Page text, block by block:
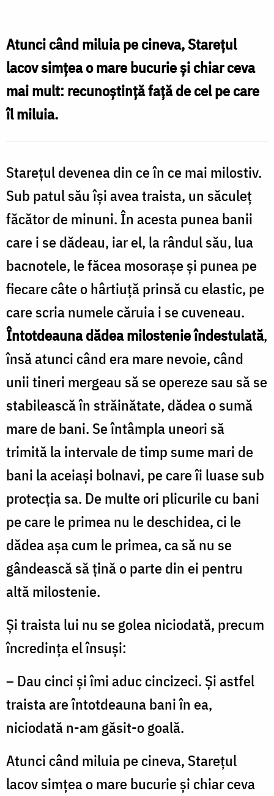
iubea
milostenia
/
Foto:
Atunci când miluia pe cineva, Starețul
lacov simțea o mare bucurie și chiar ceva
mai mult: recunoștință față de cel pe care
îl miluia.
Starețul devenea din ce în ce mai milostiv.
Sub patul său își avea traista, un săculeț
făcător de minuni. În acesta punea banii
care i se dădeau, iar el, la rândul său, lua
bacnotele, le făcea mosorașe și punea pe
fiecare câte o hârtiuță prinsă cu elastic, pe
care scria numele căruia i se cuveneau.
Întotdeauna dădea milostenie îndestulată,
însă atunci când era mare nevoie, când
unii tineri mergeau să se opereze sau să se
stabilească în străinătate, dădea o sumă
mare de bani. Se întâmpla uneori să
trimită la intervale de timp sume mari de
bani la aceiași bolnavi, pe care îi luase sub
protecția sa. De multe ori plicurile cu bani
pe care le primea nu le deschidea, ci le
dădea așa cum le primea, ca să nu se
gândească să țină o parte din ei pentru
altă milostenie.
Și traista lui nu se golea niciodată, precum
încredința el însuși:
– Dau cinci și îmi aduc cincizeci. Și astfel
traista are întotdeauna bani în ea,
niciodată n-am găsit-o goală.
Atunci când miluia pe cineva, Starețul
lacov simțea o mare bucurie și chiar ceva